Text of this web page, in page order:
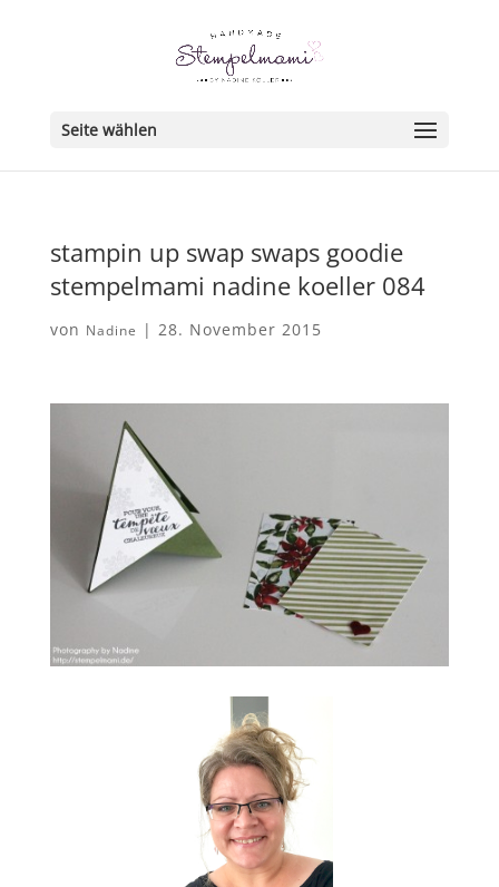
Seite wählen
stampin up swap swaps goodie
stempelmami nadine koeller 084
von Nadine | 28. November 2015